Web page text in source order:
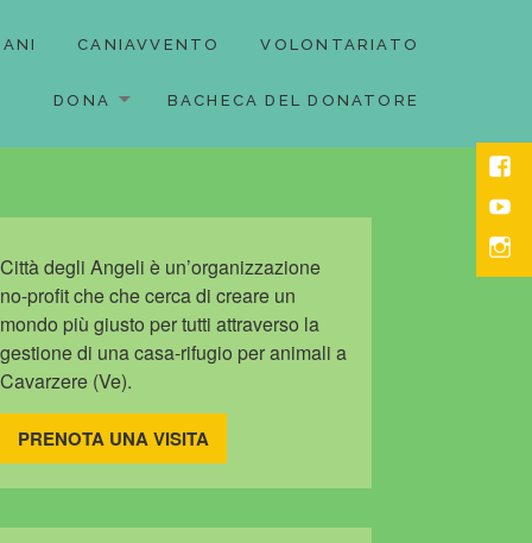
CANIAVVENTO VOLONTARIATO
DONA BACHECA DEL DONATORE
Città degli Angeli è un’organizzazione
no-profit che che cerca di creare un
mondo più giusto per tutti attraverso la
gestione di una casa-rifugio per animali a
Cavarzere (Ve).
PRENOTA UNA VISITA